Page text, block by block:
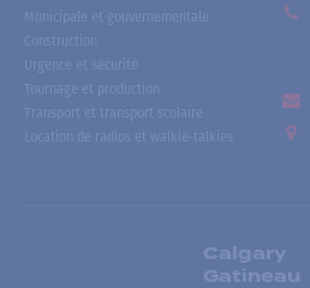
Municipale et gouvernementale
Construction
Urgence et sécurité
Tournage et production
Transport et transport scolaire
Location de radios et walkie-talkies
Calgary
Gatineau